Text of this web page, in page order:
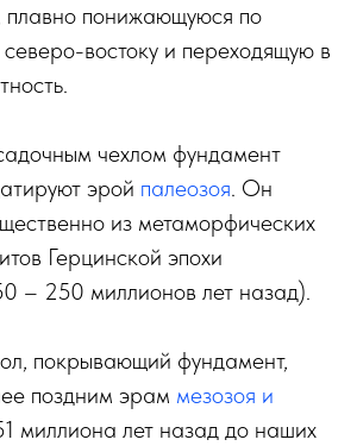
плавно понижающуюся по
востоку и переходящую в
чехлом фундамент
эрой палеозоя. Он
из метаморфических
Герцинской эпохи
– 250 миллионов лет назад).
покрывающий фундамент,
поздним эрам мезозоя и
миллиона лет назад до наших